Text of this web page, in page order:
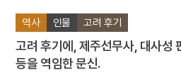
7
경북대학교 상주캠퍼스
8
국방비
9 님의 침묵
역사 인물 고려 후기
고려 후기에, 제주선무사, 대사성
등을 역임한 문신.